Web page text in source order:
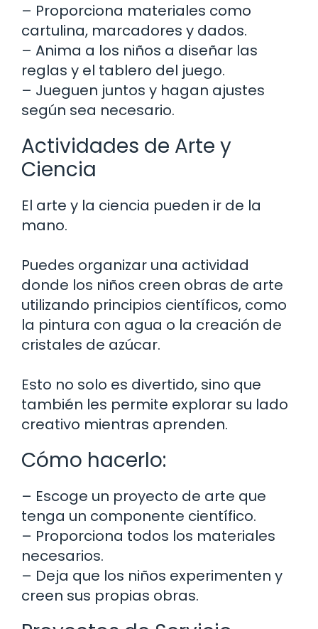
– Proporciona materiales como
cartulina, marcadores y dados.
– Anima a los niños a diseñar las
reglas y el tablero del juego.
– Jueguen juntos y hagan ajustes
según sea necesario.
Actividades de Arte y
Ciencia
El arte y la ciencia pueden ir de la
mano.
Puedes organizar una actividad
donde los niños creen obras de arte
utilizando principios científicos, como
la pintura con agua o la creación de
cristales de azúcar.
Esto no solo es divertido, sino que
también les permite explorar su lado
creativo mientras aprenden.
Cómo hacerlo:
– Escoge un proyecto de arte que
tenga un componente científico.
– Proporciona todos los materiales
necesarios.
– Deja que los niños experimenten y
creen sus propias obras.